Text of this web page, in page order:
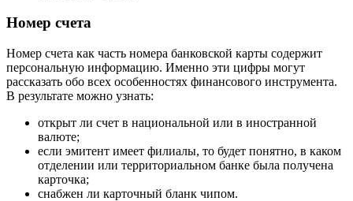
Номер счета
Номер счета как часть номера банковской карты содержит
персональную информацию. Именно эти цифры могут
рассказать обо всех особенностях финансового инструмента.
В результате можно узнать:
открыт ли счет в национальной или в иностранной
валюте;
если эмитент имеет филиалы, то будет понятно, в каком
отделении или территориальном банке была получена
карточка;
снабжен ли карточный бланк чипом.